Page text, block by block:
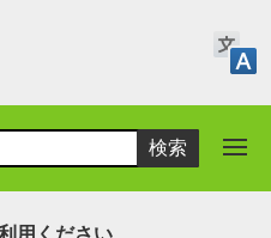
用ください